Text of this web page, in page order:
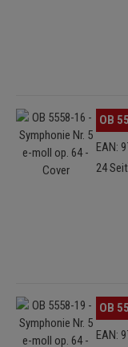
Bildergalerie OB
EAN:
24
Bildergalerie OB
EAN: